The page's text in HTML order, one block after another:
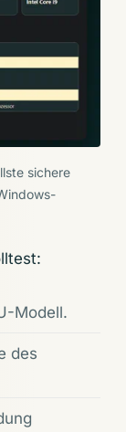
sichere
Modell.
des